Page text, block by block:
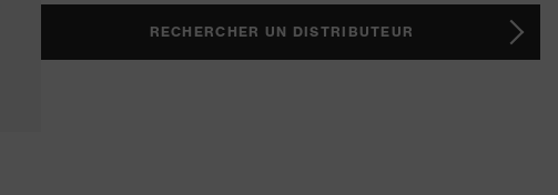
RECHERCHER UN DISTRIBUTEUR